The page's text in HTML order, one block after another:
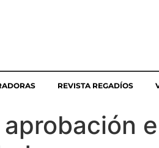
REVISTA REGADÍOS